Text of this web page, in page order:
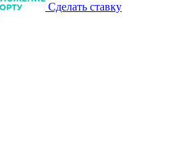
Сделать ставку